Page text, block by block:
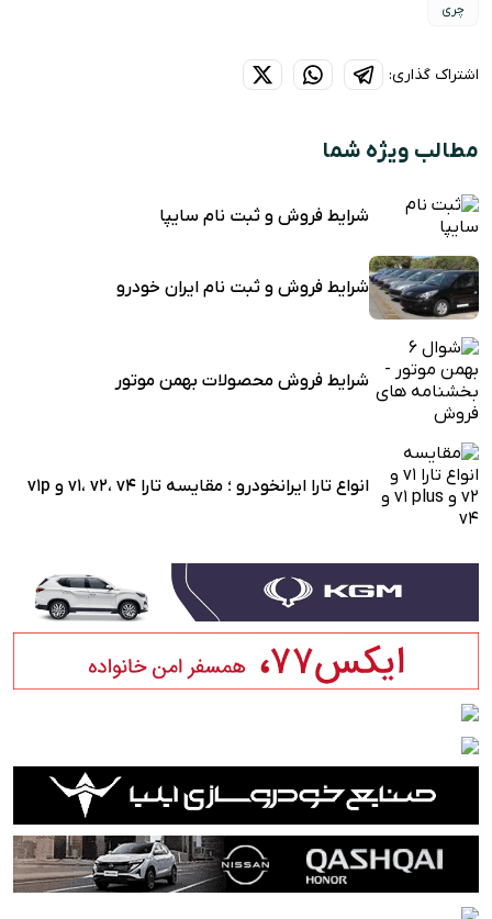
چری
اشتراک گذاری:
مطالب ویژه شما
شرایط فروش و ثبت نام سایپا
شرایط فروش و ثبت نام ایران خودرو
شرایط فروش محصولات بهمن موتور
انواع تارا ایرانخودرو ؛ مقایسه تارا v1، v2، v4 و v1p